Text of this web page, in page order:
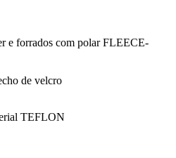
e forrados com polar FLEECE-
de velcro
TEFLON